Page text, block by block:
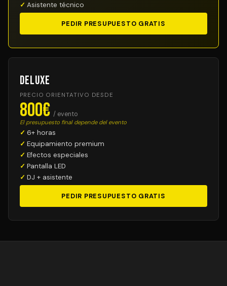
Asistente técnico
PEDIR PRESUPUESTO GRATIS
Deluxe
PRECIO ORIENTATIVO DESDE
800€ / evento
El presupuesto final depende del evento
6+ horas
Equipamiento premium
Efectos especiales
Pantalla LED
DJ + asistente
PEDIR PRESUPUESTO GRATIS